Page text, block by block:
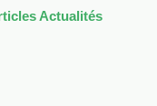
Actualités